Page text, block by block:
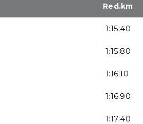
Red.km
1:15:40
1:15:80
1:16:10
1:16:90
1:17:40